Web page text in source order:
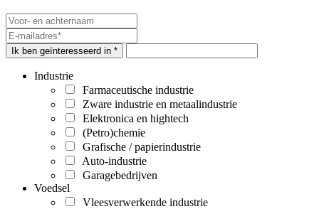
Ik ben geïnteresseerd in *
Industrie
Farmaceutische industrie
Zware industrie en metaalindustrie
Elektronica en hightech
(Petro)chemie
Grafische / papierindustrie
Auto-industrie
Garagebedrijven
Voedsel
Vleesverwerkende industrie